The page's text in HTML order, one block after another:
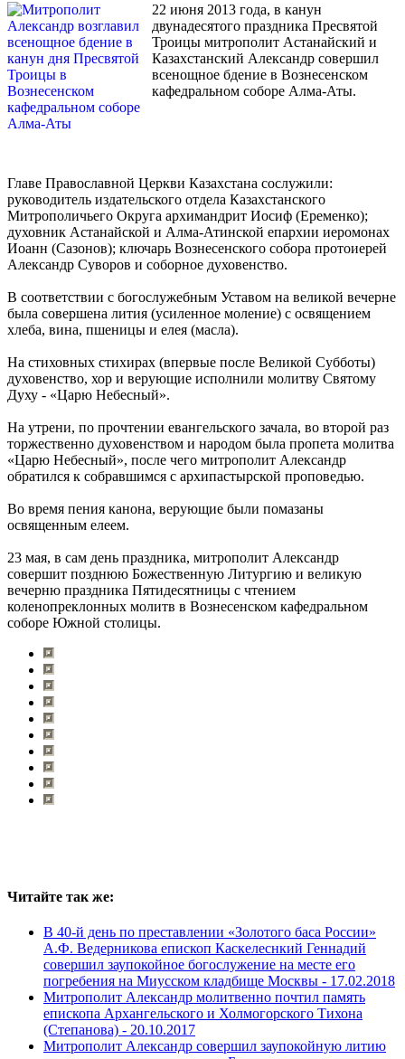
22 июня 2013 года, в канун
двунадесятого праздника Пресвятой
Троицы митрополит Астанайский и
Казахстанский Александр совершил
всенощное бдение в Вознесенском
кафедральном соборе Алма-Аты.
Главе Православной Церкви Казахстана сослужили:
руководитель издательского отдела Казахстанского
Митрополичьего Округа архимандрит Иосиф (Еременко);
духовник Астанайской и Алма-Атинской епархии иеромонах
Иоанн (Сазонов); ключарь Вознесенского собора протоиерей
Александр Суворов и соборное духовенство.
В соответствии с богослужебным Уставом на великой вечерне
была совершена лития (усиленное моление) с освящением
хлеба, вина, пшеницы и елея (масла).
На стиховных стихирах (впервые после Великой Субботы)
духовенство, хор и верующие исполнили молитву Святому
Духу - «Царю Небесный».
На утрени, по прочтении евангельского зачала, во второй раз
торжественно духовенством и народом была пропета молитва
«Царю Небесный», после чего митрополит Александр
обратился к собравшимся с архипастырской проповедью.
Во время пения канона, верующие были помазаны
освященным елеем.
23 мая, в сам день праздника, митрополит Александр
совершит позднюю Божественную Литургию и великую
вечерню праздника Пятидесятницы с чтением
коленопреклонных молитв в Вознесенском кафедральном
соборе Южной столицы.
Читайте так же:
В 40-й день по преставлении «Золотого баса России»
А.Ф. Ведерникова епископ Каскелеснкий Геннадий
совершил заупокойное богослужение на месте его
погребения на Миусском кладбище Москвы - 17.02.2018
Митрополит Александр молитвенно почтил память
епископа Архангельского и Холмогорского Тихона
(Степанова) - 20.10.2017
Митрополит Александр совершил заупокойную литию